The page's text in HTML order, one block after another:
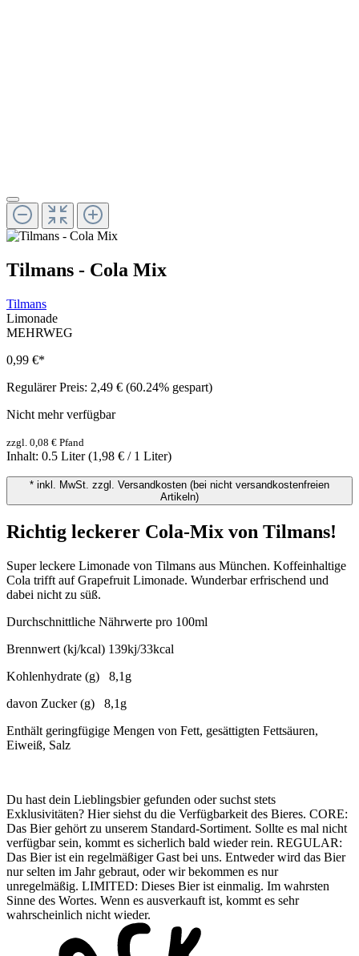
Tilmans - Cola Mix
Tilmans
Limonade
MEHRWEG
0,99 €*
Regulärer Preis: 2,49 € (60.24% gespart)
Nicht mehr verfügbar
zzgl. 0,08 € Pfand
Inhalt: 0.5 Liter(1,98 € / 1 Liter)
* inkl. MwSt. zzgl. Versandkosten (bei nicht versandkostenfreien
Artikeln)
Richtig leckerer Cola-Mix von Tilmans!
Super leckere Limonade von Tilmans aus München. Koffeinhaltige
Cola trifft auf Grapefruit Limonade. Wunderbar erfrischend und
dabei nicht zu süß.
Durchschnittliche Nährwerte pro 100ml
Brennwert (kj/kcal) 139kj/33kcal
Kohlenhydrate (g) 8,1g
davon Zucker (g) 8,1g
Enthält geringfügige Mengen von Fett, gesättigten Fettsäuren,
Eiweiß, Salz
Du hast dein Lieblingsbier gefunden oder suchst stets
Exklusivitäten? Hier siehst du die Verfügbarkeit des Bieres. CORE:
Das Bier gehört zu unserem Standard-Sortiment. Sollte es mal nicht
verfügbar sein, kommt es sicherlich bald wieder rein. REGULAR:
Das Bier ist ein regelmäßiger Gast bei uns. Entweder wird das Bier
nur selten im Jahr gebraut, oder wir bekommen es nur
unregelmäßig. LIMITED: Dieses Bier ist einmalig. Im wahrsten
Sinne des Wortes. Wenn es ausverkauft ist, kommt es sehr
wahrscheinlich nicht wieder.